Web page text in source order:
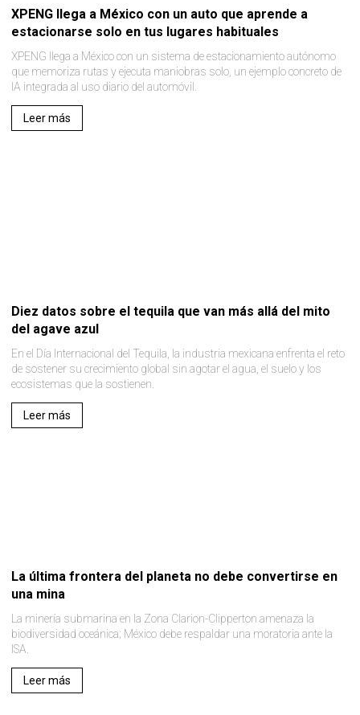
XPENG llega a México con un auto que aprende a
estacionarse solo en tus lugares habituales
XPENG llega a México con un sistema de estacionamiento autónomo
que memoriza rutas y ejecuta maniobras solo, un ejemplo concreto de
IA integrada al uso diario del automóvil.
Leer más
Diez datos sobre el tequila que van más allá del mito
del agave azul
En el Día Internacional del Tequila, la industria mexicana enfrenta el reto
de sostener su crecimiento global sin agotar el agua, el suelo y los
ecosistemas que la sostienen.
Leer más
La última frontera del planeta no debe convertirse en
una mina
La minería submarina en la Zona Clarion-Clipperton amenaza la
biodiversidad oceánica; México debe respaldar una moratoria ante la
ISA.
Leer más